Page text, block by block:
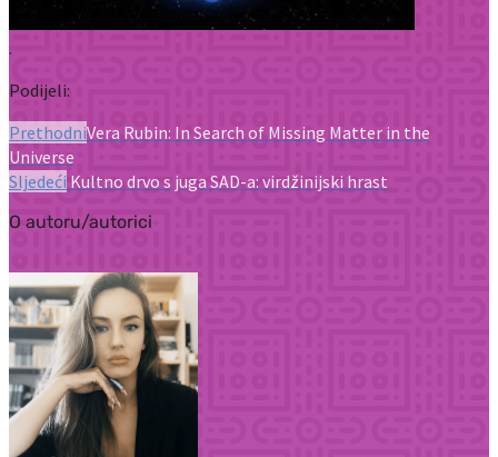
.
Podijeli:
PrethodniVera Rubin: In Search of Missing Matter in the
Universe
Sljedeći Kultno drvo s juga SAD-a: virdžinijski hrast
O autoru/autorici